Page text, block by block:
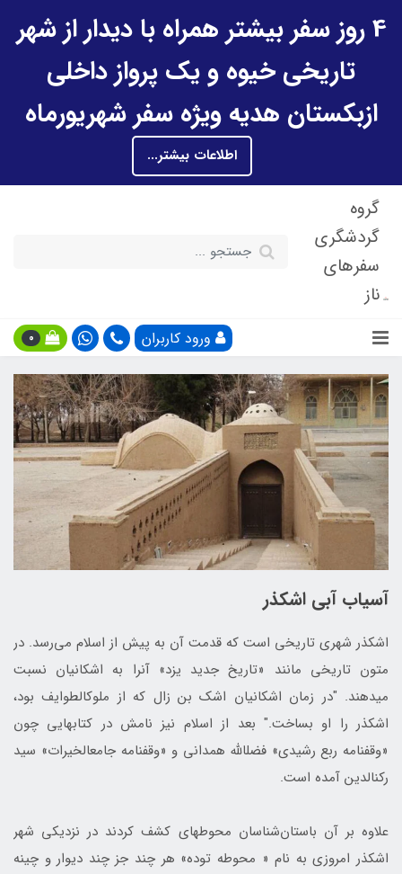
4 روز سفر بیشتر همراه با دیدار از شهر
تاریخی خیوه و یک پرواز داخلی
ازبکستان هدیه ویژه سفر شهریورماه
اطلاعات بیشتر...
گروه
گردشگری
سفرهای
ناز
ورود کاربران 0
آسیاب آبی اشکذر
اشکذر شهری تاریخی است که قدمت آن به پیش از اسلام می‌رسد. در
متون تاریخی مانند «تاریخ جدید یزد» آن‎را به اشکانیان نسبت
می‎دهند. "در زمان اشکانیان اشک بن زال که از ملوک‎الطوایف بود،
اشکذر را او بساخت." بعد از اسلام نیز نامش در کتاب‎هایی چون
«وقف‎نامه ربع رشیدی» فضل‎الله همدانی و «وقف‎نامه جامع‎الخیرات» سید
رکن‎الدین آمده است.
علاوه بر ‎آن باستان‌شناسان محوطه‎ای کشف کردند در نزدیکی شهر
اشکذر امروزی به نام « محوطه توده» هر چند جز چند دیوار و چینه